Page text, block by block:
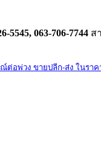
5545, 063-706-7744 ส
ต่อพ่วง ขายปลีก-ส่ง ในราค